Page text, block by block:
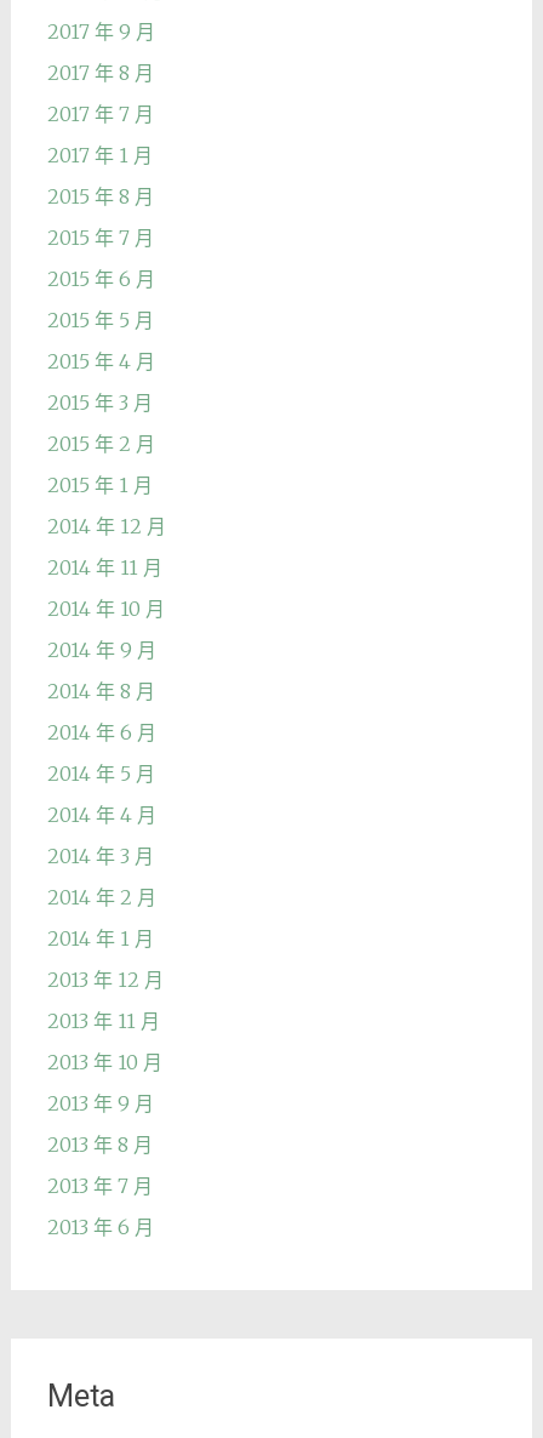
2017 年 9 月
2017 年 8 月
2017 年 7 月
2017 年 1 月
2015 年 8 月
2015 年 7 月
2015 年 6 月
2015 年 5 月
2015 年 4 月
2015 年 3 月
2015 年 2 月
2015 年 1 月
2014 年 12 月
2014 年 11 月
2014 年 10 月
2014 年 9 月
2014 年 8 月
2014 年 6 月
2014 年 5 月
2014 年 4 月
2014 年 3 月
2014 年 2 月
2014 年 1 月
2013 年 12 月
2013 年 11 月
2013 年 10 月
2013 年 9 月
2013 年 8 月
2013 年 7 月
2013 年 6 月
Meta